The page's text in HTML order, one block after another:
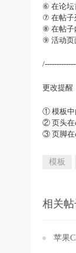
⑥ 在论坛
⑦ 在帖子
⑧ 在帖子
⑨ 活动页
更改提醒
① 模板中
② 页头在
③ 页脚在
模板
相关帖
苹果